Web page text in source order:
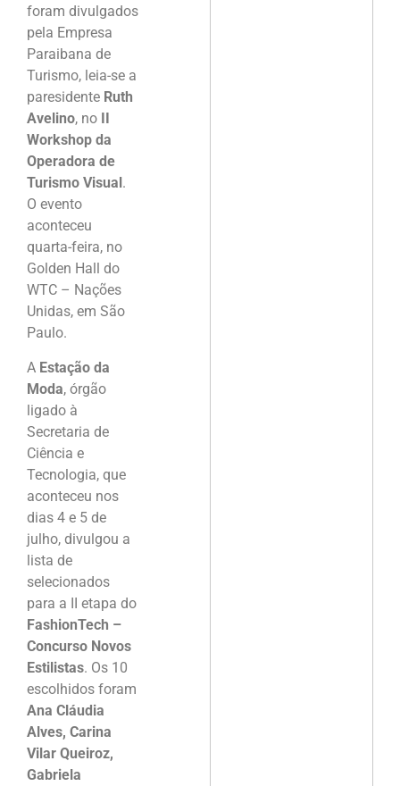
foram divulgados
pela Empresa
Paraibana de
Turismo, leia-se a
paresidente Ruth
Avelino, no
Workshop da
Operadora de
Turismo Visual .
O evento
aconteceu
quarta-feira, no
Golden Hall do
WTC – Nações
Unidas, em São
Paulo.
A Estação da
Moda, órgão
ligado à
Secretaria de
Ciência e
Tecnologia, que
aconteceu nos
dias 4 e 5 de
julho, divulgou a
lista de
selecionados
para a II etapa do
FashionTech –
Concurso Novos
Estilistas. Os 10
escolhidos foram
Ana Cláudia
Alves, Carina
Vilar Queiroz,
Gabriela